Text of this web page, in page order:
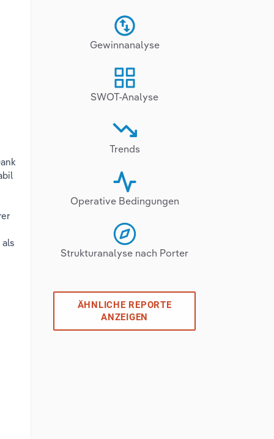
Gewinnanalyse
SWOT-Analyse
Trends
Operative Bedingungen
Strukturanalyse nach Porter
ÄHNLICHE REPORTE
ANZEIGEN